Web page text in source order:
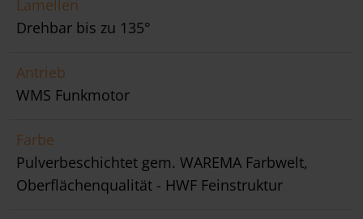
Lamellen
Drehbar bis zu 135°
Antrieb
WMS Funkmotor
Farbe
Pulverbeschichtet gem. WAREMA Farbwelt,
Oberflächenqualität - HWF Feinstruktur